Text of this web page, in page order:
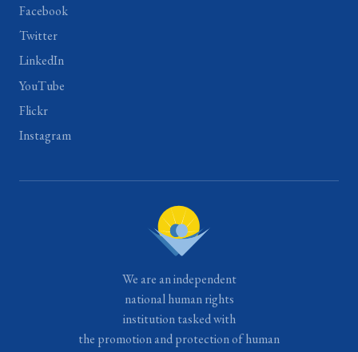
Facebook
Twitter
LinkedIn
YouTube
Flickr
Instagram
We are an independent
national human rights
institution tasked with
the promotion and protection of human